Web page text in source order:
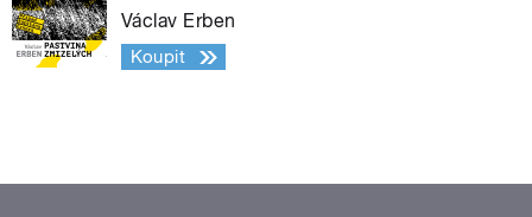
Václav Erben
Koupit